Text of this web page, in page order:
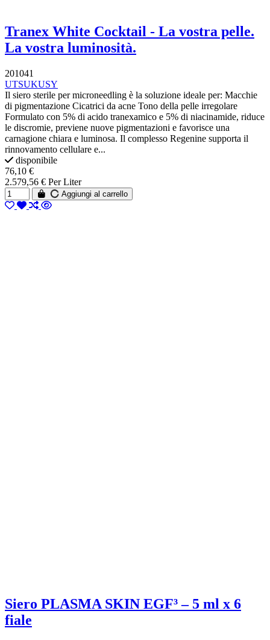
Tranex White Cocktail - La vostra pelle.
La vostra luminosità.
201041
UTSUKUSY
Il siero sterile per microneedling è la soluzione ideale per: Macchie
di pigmentazione Cicatrici da acne Tono della pelle irregolare
Formulato con 5% di acido tranexamico e 5% di niacinamide, riduce
le discromie, previene nuove pigmentazioni e favorisce una
carnagione chiara e luminosa. Il complesso Regenine supporta il
rinnovamento cellulare e...
disponibile
76,10 €
2.579,56 € Per Liter
Aggiungi al carrello
Siero PLASMA SKIN EGF³ – 5 ml x 6
fiale